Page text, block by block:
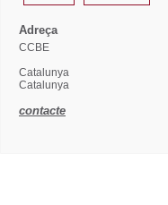
Adreça
CCBE
Catalunya
Catalunya
contacte